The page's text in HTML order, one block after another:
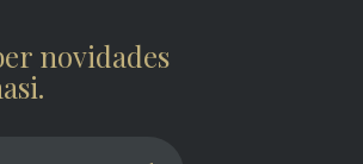
novidades